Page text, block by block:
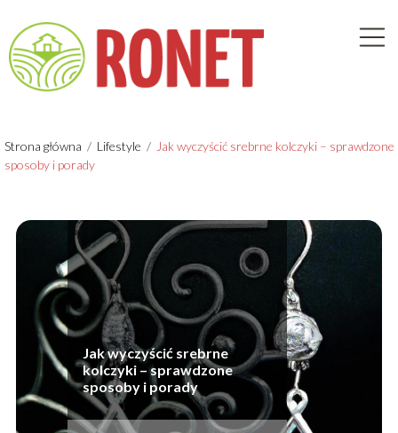
Strona główna / Lifestyle / Jak wyczyścić srebrne kolczyki – sprawdzone
sposoby i porady
Jak wyczyścić srebrne
kolczyki – sprawdzone
sposoby i porady